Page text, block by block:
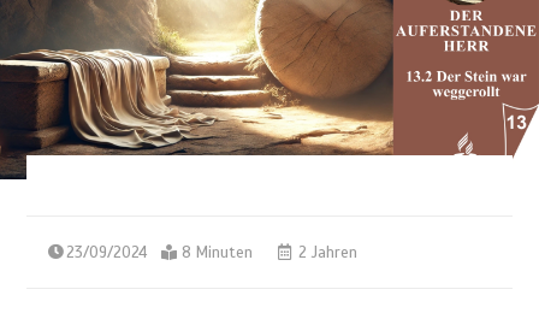
23/09/2024 8 Minuten 2 Jahren